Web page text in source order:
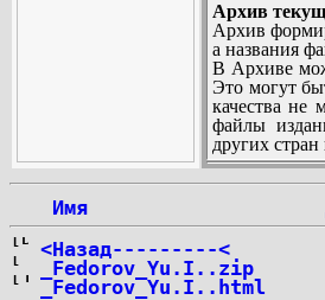
Архив
Архив
а названия
В Архиве
Это могут
качества не
файлы
других
Имя
<Назад---------<
_Fedorov_Yu.I..zip
_Fedorov_Yu.I..html